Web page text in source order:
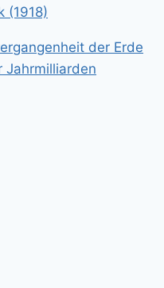
(1918)
der Erde
Jahrmilliarden